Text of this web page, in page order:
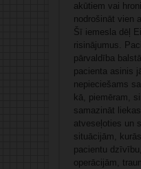
akūtiem vai
nodrošināt vien
Šī iemesla dēļ
risinājumus.
pārvaldība
pacienta asinis
nepieciešams
kā, piemēram,
samazināt
atveseļoties un
situācijām,
pacientu
operācijām,